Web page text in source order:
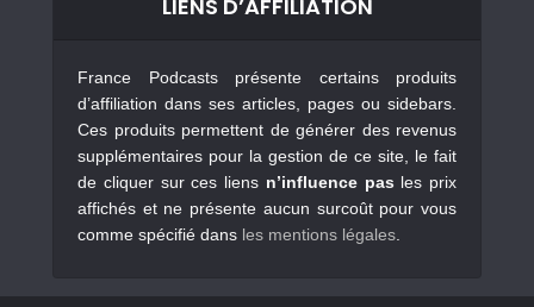
LIENS D’AFFILIATION
France Podcasts présente certains produits
d’affiliation dans ses articles, pages ou sidebars.
Ces produits permettent de générer des revenus
supplémentaires pour la gestion de ce site, le fait
de cliquer sur ces liens n’influence pas les prix
affichés et ne présente aucun surcoût pour vous
comme spécifié dans les mentions légales